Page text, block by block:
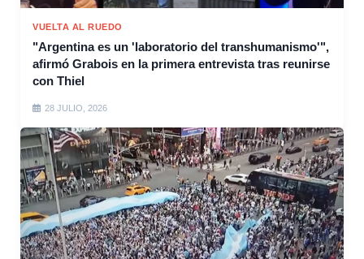
VUELTA AL RUEDO
"Argentina es un 'laboratorio del transhumanismo'",
afirmó Grabois en la primera entrevista tras reunirse
con Thiel
28 JULIO, 2026